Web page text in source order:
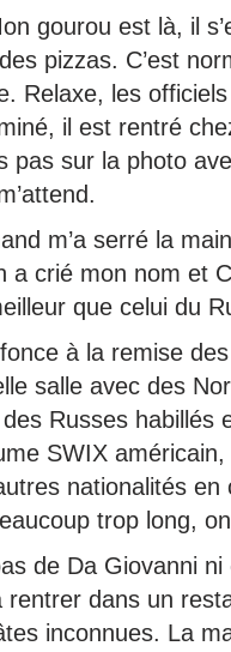
gourou est là, il
pizzas. C’est
Relaxe, les
il est rentré
pas sur la photo
m’a serré la
a crié mon nom et
que celui du
à la remise
salle avec des
Russes habillés
SWIX
nationalités en
trop long,
de Da Giovanni
rentrer dans un
inconnues. La